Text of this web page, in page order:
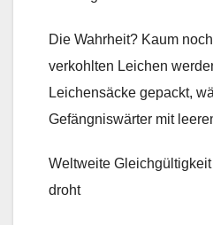
Die Wahrheit? Kaum
verkohlten Leichen
Leichensäcke gepackt,
Gefängniswärter mit
Weltweite
droht